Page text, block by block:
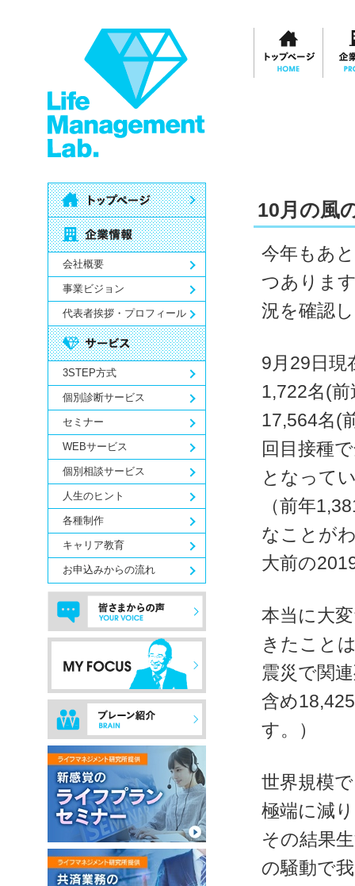
会社概要
事業ビジョン
代表者挨拶・プロフィール
3STEP方式
個別診断サービス
セミナー
WEBサービス
個別相談サービス
人生のヒント
各種制作
キャリア教育
お申込みからの流れ
10月の風
今年もあ
つありま
況を確認
9月29日現
1,722名(
17,564名(
回目接種
となって
（前年
なことが
大前の
本当に大
きたこと
震災で関
含め
す。）
世界規模
極端に減
その結果
の騒動で